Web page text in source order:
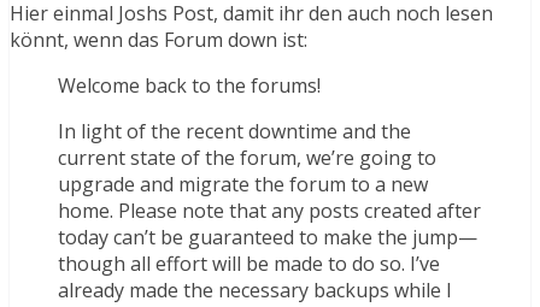
Hier einmal Joshs Post, damit ihr den auch noch lesen
könnt, wenn das Forum down ist:
Welcome back to the forums!
In light of the recent downtime and the
current state of the forum, we’re going to
upgrade and migrate the forum to a new
home. Please note that any posts created after
today can’t be guaranteed to make the jump—
though all effort will be made to do so. I’ve
already made the necessary backups while I